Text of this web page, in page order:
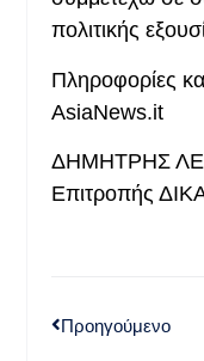
πολιτικής
Πληροφορίες
AsiaNews.it
ΔΗΜΗΤΡΗΣ
Επιτροπής
Προηγούμενο